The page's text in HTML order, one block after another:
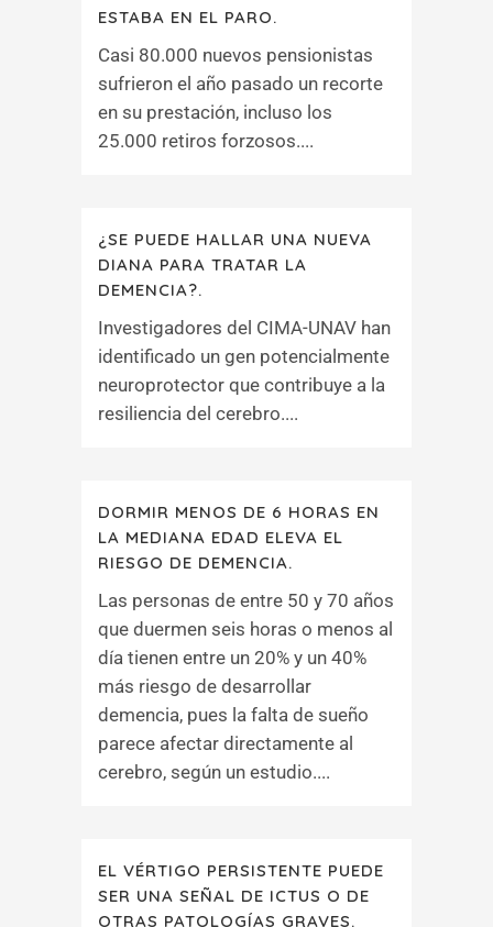
ESTABA EN EL PARO.
Casi 80.000 nuevos pensionistas
sufrieron el año pasado un recorte
en su prestación, incluso los
25.000 retiros forzosos....
¿SE PUEDE HALLAR UNA NUEVA
DIANA PARA TRATAR LA
DEMENCIA?.
Investigadores del CIMA-UNAV han
identificado un gen potencialmente
neuroprotector que contribuye a la
resiliencia del cerebro....
DORMIR MENOS DE 6 HORAS EN
LA MEDIANA EDAD ELEVA EL
RIESGO DE DEMENCIA.
Las personas de entre 50 y 70 años
que duermen seis horas o menos al
día tienen entre un 20% y un 40%
más riesgo de desarrollar
demencia, pues la falta de sueño
parece afectar directamente al
cerebro, según un estudio....
EL VÉRTIGO PERSISTENTE PUEDE
SER UNA SEÑAL DE ICTUS O DE
OTRAS PATOLOGÍAS GRAVES.